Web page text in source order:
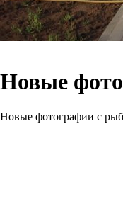
Новые
Новые фотографии с